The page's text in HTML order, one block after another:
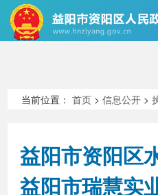
当前位置：首页 >信息公开 >
益阳市资阳区
益阳市瑞慧实